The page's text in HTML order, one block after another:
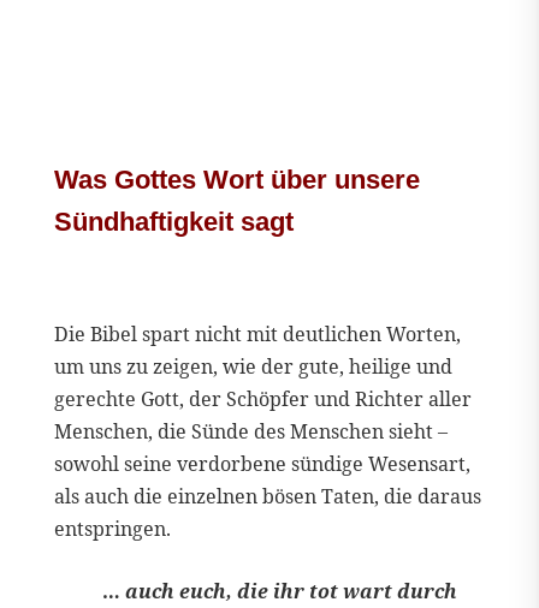
Was Gottes Wort über unsere
Sündhaftigkeit sagt
Die Bibel spart nicht mit deutlichen Worten,
um uns zu zeigen, wie der gute, heilige und
gerechte Gott, der Schöpfer und Richter aller
Menschen, die Sünde des Menschen sieht –
sowohl seine verdorbene sündige Wesensart,
als auch die einzelnen bösen Taten, die daraus
entspringen.
… auch euch, die ihr tot wart durch